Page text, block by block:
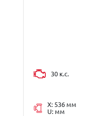
30 к.с.
X: 536 мм
U: мм